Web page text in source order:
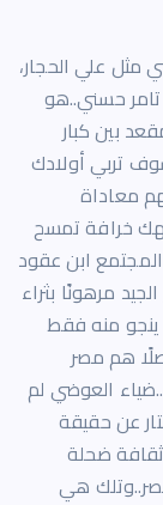
مثل علي الحجار،
حسني..هو
بين كبار
تربي أولادك
معاداة
خرافة تمسح
ابن عقود
مرهونًا بثراء
ينجو منه فقط
هم مصر
العوضي لم
عن حقيقة
ضحلة
هي